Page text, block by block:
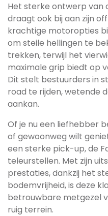
Het sterke ontwerp van
draagt ook bij aan zijn
krachtige motoropties
om steile hellingen te
trekken, terwijl het
maximale grip biedt op
Dit stelt bestuurders in
road te rijden, wetende
aankan.
Of je nu een liefhebber
of gewoonweg wilt
een sterke pick-up, de
teleurstellen. Met zijn
prestaties, dankzij het
bodemvrijheid, is deze
betrouwbare metgezel
ruig terrein.